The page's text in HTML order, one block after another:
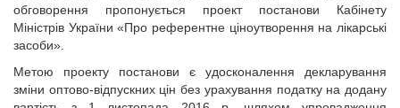
обговорення пропонується проект постанови Кабінету
Міністрів України «Про референтне ціноутворення на лікарські
засоби».
Метою проекту постанови є удосконалення декларування
зміни оптово-відпускних цін без урахування податку на додану